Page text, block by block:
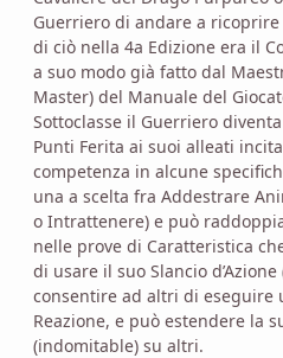
Guerriero di andare a
di ciò nella 4a Edizione era il
a suo modo già fatto dal
Master) del Manuale del
Sottoclasse il Guerriero
Punti Ferita ai suoi alleati
competenza in alcune
una a scelta fra Addestrare
o Intrattenere) e può
nelle prove di Caratteristica
di usare il suo Slancio
consentire ad altri di eseguire
Reazione, e può estendere la
(indomitable) su altri.